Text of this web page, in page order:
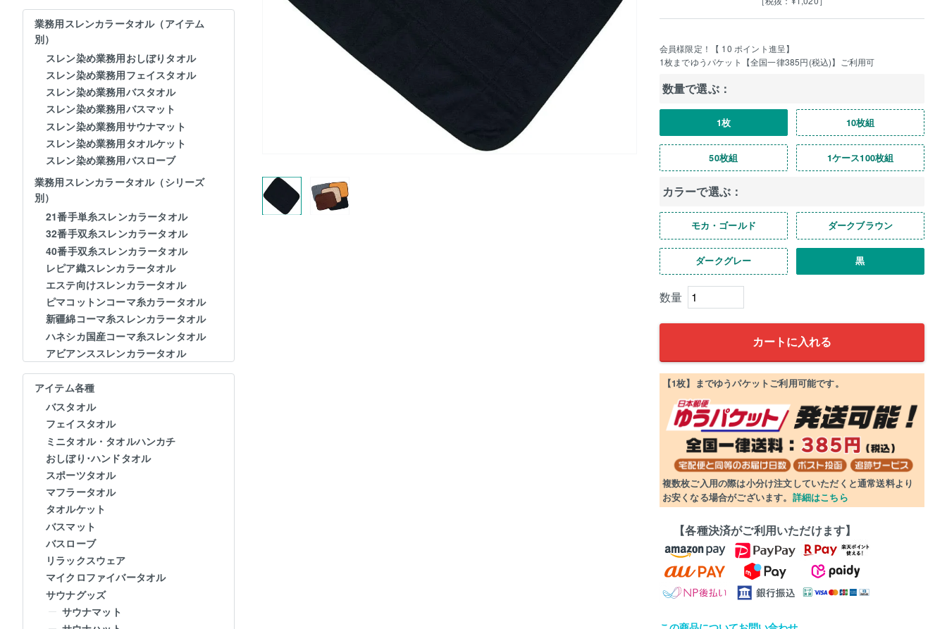
業務用スレンカラータオル（アイテム
別）
スレン染め業務用おしぼりタオル
スレン染め業務用フェイスタオル
スレン染め業務用バスタオル
スレン染め業務用バスマット
スレン染め業務用サウナマット
スレン染め業務用タオルケット
スレン染め業務用バスローブ
業務用スレンカラータオル（シリーズ
別）
21番手単糸スレンカラータオル
32番手双糸スレンカラータオル
40番手双糸スレンカラータオル
レピア織スレンカラータオル
エステ向けスレンカラータオル
ピマコットンコーマ糸カラータオル
新疆綿コーマ糸スレンカラータオル
ハネシカ国産コーマ糸スレンタオル
アビアンススレンカラータオル
アイテム各種
バスタオル
フェイスタオル
ミニタオル・タオルハンカチ
おしぼり･ハンドタオル
スポーツタオル
マフラータオル
タオルケット
バスマット
バスローブ
リラックスウェア
マイクロファイバータオル
サウナグッズ
サウナマット
会員様限定！【 10 ポイント進呈】
1枚までゆうパケット【全国一律385円(税込)】ご利用可
数量で選ぶ：
1枚 10枚組
50枚組 1ケース100枚組
カラーで選ぶ：
モカ・ゴールド ダークブラウン
ダークグレー 黒
カートに入れる
【1枚】までゆうパケットご利用可能です。
複数枚ご入用の際は小分け注文していただくと通常送料より
お安くなる場合がございます。 詳細はこちら
【各種決済がご利用いただけます】